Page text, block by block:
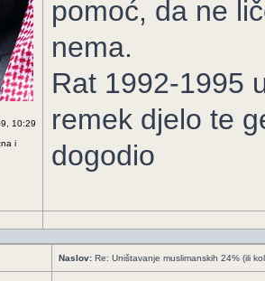
10:29
i
pomoć, da ne
nema.
Rat 1992-1995
remek djelo te
dogodio
Naslov: Re: Uništavanje muslimanskih 24% (ili